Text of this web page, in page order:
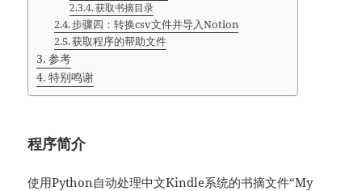
获取书摘目录
步骤四：转换csv文件并导入Notion
获取程序的帮助文件
参考
特别鸣谢
程序简介
使用Python自动处理中文Kindle系统的书摘文件“My